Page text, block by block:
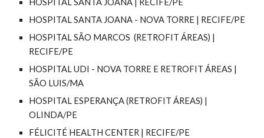
HOSPITAL SANTA JOANA | RECIFE/PE
HOSPITAL SANTA JOANA - NOVA TORRE | RECIFE/PE
HOSPITAL SÃO MARCOS (RETROFIT ÁREAS) |
RECIFE/PE
HOSPITAL UDI - NOVA TORRE E RETROFIT ÁREAS |
SÃO LUIS/MA
HOSPITAL ESPERANÇA (RETROFIT ÁREAS) |
OLINDA/PE
FÉLICITÉ HEALTH CENTER | RECIFE/PE